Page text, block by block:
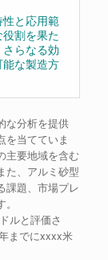
と応用範
割を果た
らなる効
な製造方
な分析を提供
を当てていま
主要地域を含む
た、アルミ砂型
課題、市場プレ
ルと評価さ
までにxxxx米